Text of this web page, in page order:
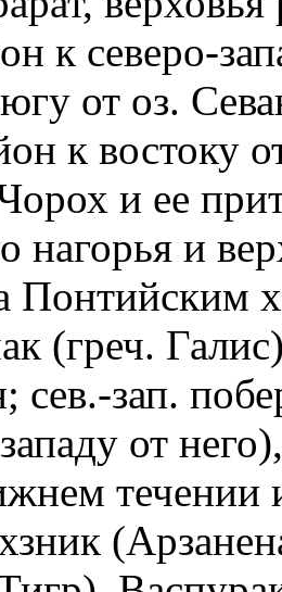
к северо-
от оз.
к востоку
и ее
нагорья и
Понтийским
(греч.
сев.-зап.
от
течении